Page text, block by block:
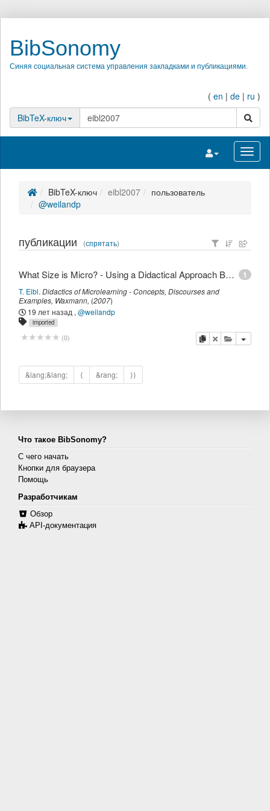
BibSonomy
Синяя социальная система управления закладками и публикациями.
( en | de | ru )
BibTeX-ключ
поиск
Переключить
BibTeX-ключ eibl2007
пользователь
@weilandp
публикации (спрятать)
1
What Size is Micro? - Using a Didactical Approach Based on Learning Objectives to Define Granularity
T. Eibl. Didactics of Microlearning - Concepts, Discourses and
Examples, Waxmann, (2007)
19 лет назад , @weilandp
imported
(0) копировать
удалитьдобавить
&lang;&lang; ⟨ &rang; ⟩⟩
Что такое BibSonomy?
С чего начать
Кнопки для браузера
Помощь
Разработчикам
Обзор
API-документация